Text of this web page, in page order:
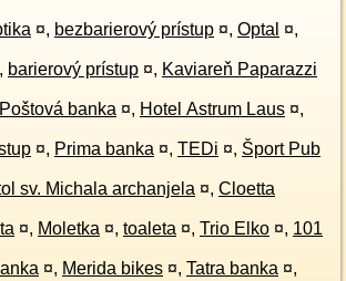
¤, bezbarierový prístup ¤, Optal ¤,
, barierový prístup ¤, Kaviareň Paparazzi
Poštová banka ¤, Hotel Astrum Laus ¤,
¤, Prima banka ¤, TEDi ¤, Šport Pub
sv. Michala archanjela ¤, Cloetta
¤, Moletka ¤, toaleta ¤, Trio Elko ¤, 101
¤, Merida bikes ¤, Tatra banka ¤,